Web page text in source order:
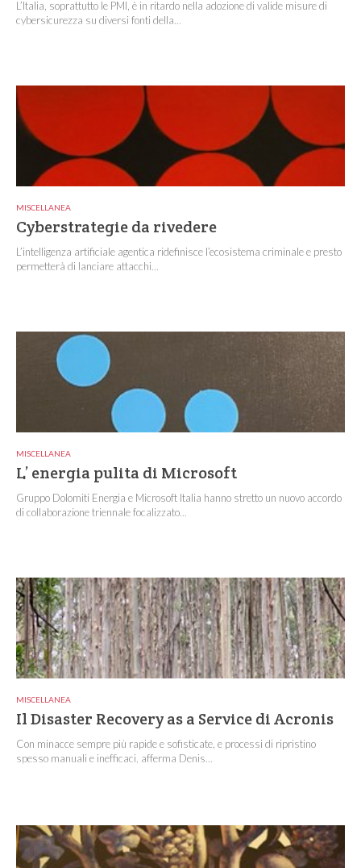
L’Italia, soprattutto le PMI, è in ritardo nella adozione di valide misure di
cybersicurezza su diversi fonti della...
MISCELLANEA
Cyberstrategie da rivedere
L’intelligenza artificiale agentica ridefinisce l’ecosistema criminale e presto
permetterà di lanciare attacchi...
MISCELLANEA
L’ energia pulita di Microsoft
Gruppo Dolomiti Energia e Microsoft Italia hanno stretto un nuovo accordo
di collaborazione triennale focalizzato...
MISCELLANEA
Il Disaster Recovery as a Service di Acronis
Con minacce sempre più rapide e sofisticate, e processi di ripristino
spesso manuali e inefficaci, afferma Denis...